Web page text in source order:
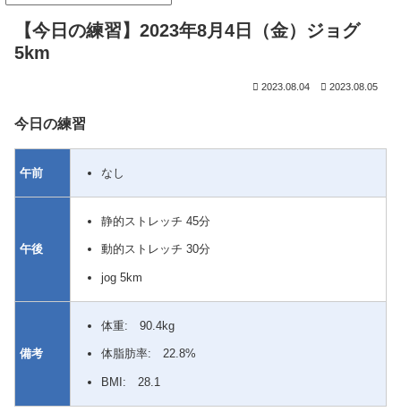
【今日の練習】2023年8月4日（金）ジョグ
5km
2023.08.04 2023.08.05
今日の練習
午前 なし
午後
静的ストレッチ 45分
動的ストレッチ 30分
jog 5km
備考
体重: 90.4kg
体脂肪率: 22.8%
BMI: 28.1